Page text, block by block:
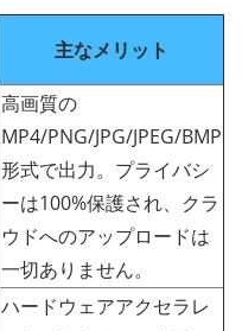
主なメリット
高画質の
MP4/PNG/JPG/JPEG/BMP
形式で出力。プライバシ
ーは100%保護され、クラ
ウドへのアップロードは
一切ありません。
ハードウェアアクセラレ